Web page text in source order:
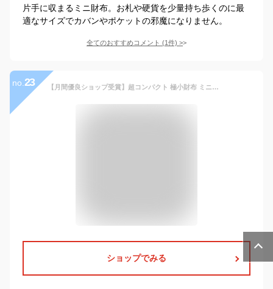
片手に収まるミニ財布。お札や硬貨を少量持ち歩くのに最
適なサイズでカバンやポケットの邪魔になりません。
全てのおすすめコメント (1件) >
no. 23 【月間優良ショップ受賞】超コンパクト 極小財布 ミニ財布 三つ折り財布 サイフ 財布 英字柄 カード入れ 名言 入り 小銭入れ ちび財布 メンズ レディース 名入れ プレゼント ギフト かわいい 使いやすい 本革 レザー シンプル 手のひらサイズ 通学 通勤
ショップでみる